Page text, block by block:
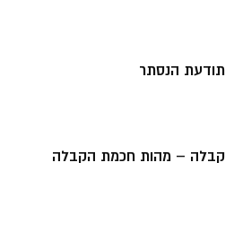
תודעת הנסתר
קבלה – מהות חכמת הקבלה